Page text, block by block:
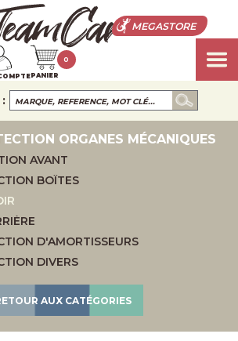
MEGASTORE
PANIER
0
ORGANES MÉCANIQUES
AVANT
BOÎTES
D'AMORTISSEURS
DIVERS
AUX CATÉGORIES